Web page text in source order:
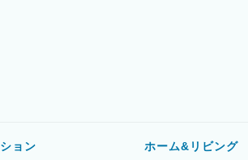
ョン ホーム&リビング